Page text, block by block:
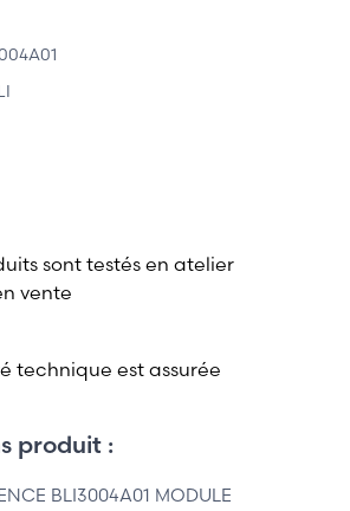
sont testés en atelier
vente
technique est assurée
produit :
BLI3004A01 MODULE